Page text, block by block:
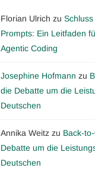
Florian Ulrich zu
Prompts: Ein Leitfaden
Agentic Coding
Josephine Hofmann zu
die Debatte um die
Deutschen
Annika Weitz zu Back-
Debatte um die
Deutschen